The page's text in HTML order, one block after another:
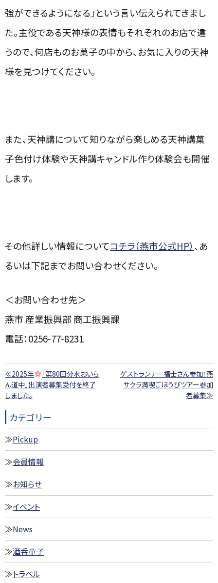
強ができるようになる」という言い伝えられてきまし
た。主役である天神様の表情もそれぞれのお店で違
うので、何店ものお菓子の中から、お気に入りの天神
様を見つけてください。
また、天神講について知りながら楽しめる天神講菓
子色付け体験や天神講キャンドル作り体験会も開催
します。
その他詳しい情報についてコチラ（燕市公式HP） 、あ
るいは下記までお問い合わせください。
＜お問い合わせ先＞
燕市 産業振興部 商工振興課
電話：0256-77-8231
≪2025年
「第80回分水おいら
ん道中」出演者募集受付を終了
しました。
ゲストランナー福士さん参加！燕
サクラ満喫ごほうびツアー参加
者募集≫
カテゴリー
Pickup
会員情報
お知らせ
イベント
News
酒呑童子
トラベル